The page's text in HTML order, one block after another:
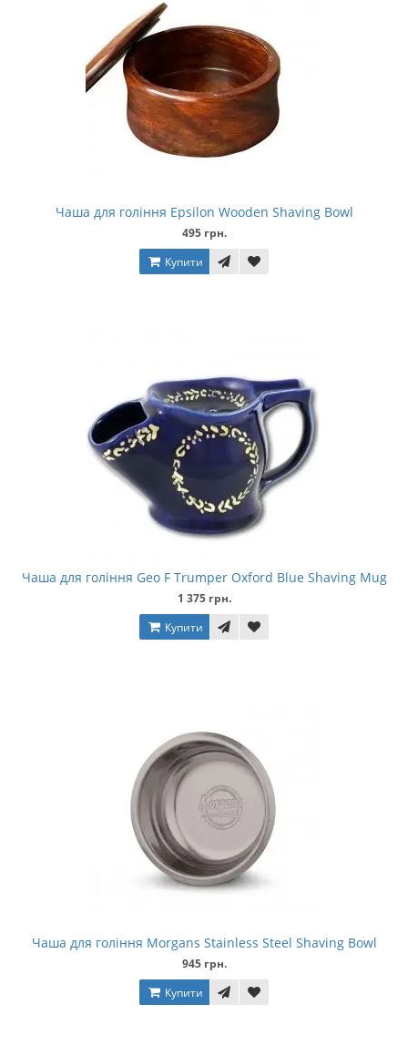
Чаша для гоління Epsilon Wooden Shaving Bowl
495 грн.
Купити
Чаша для гоління Geo F Trumper Oxford Blue Shaving Mug
1 375 грн.
Купити
Чаша для гоління Morgans Stainless Steel Shaving Bowl
945 грн.
Купити